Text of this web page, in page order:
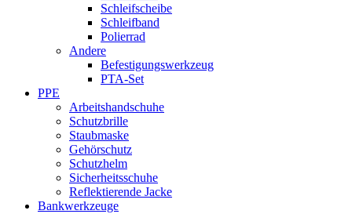
Schleifscheibe
Schleifband
Polierrad
Andere
Befestigungswerkzeug
PTA-Set
PPE
Arbeitshandschuhe
Schutzbrille
Staubmaske
Gehörschutz
Schutzhelm
Sicherheitsschuhe
Reflektierende Jacke
Bankwerkzeuge